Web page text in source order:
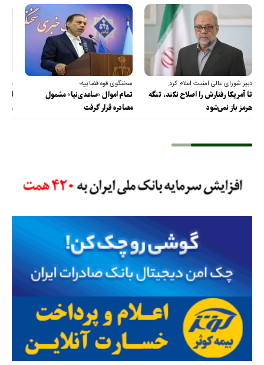
دبیر شورای عالی امنیت اعلام کرد:
تا آمریکا رفتارش را اصلاح نکند، تنگه
هرمز باز نمی‌شود
سخنگوی قوه قضاییه؛
تمام اموال «ساعدی‌نیا» مشمول
مصادره قرار گرفت
و